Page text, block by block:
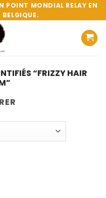
POINT MONDIAL RELAY EN
“FRIZZY HAIR